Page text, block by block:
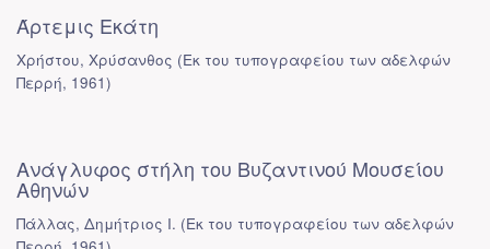
Άρτεμις Εκάτη
Χρήστου, Χρύσανθος (Εκ του τυπογραφείου των αδελφών
Περρή, 1961)
Ανάγλυφος στήλη του Βυζαντινού Μουσείου
Αθηνών
Πάλλας, Δημήτριος Ι. (Εκ του τυπογραφείου των αδελφών